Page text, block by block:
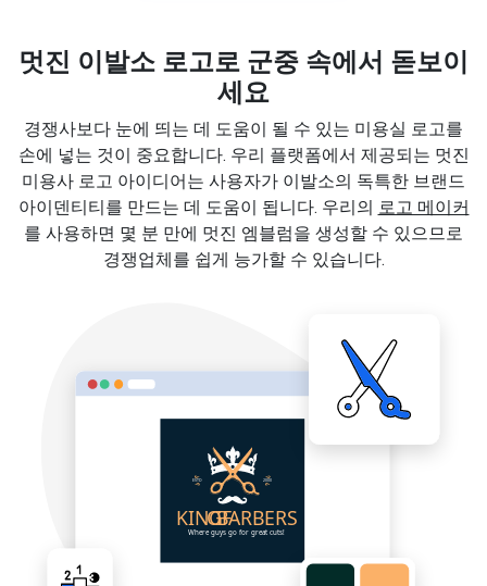
멋진 이발소 로고로 군중 속에서 돋보이
세요
경쟁사보다 눈에 띄는 데 도움이 될 수 있는 미용실 로고를
손에 넣는 것이 중요합니다. 우리 플랫폼에서 제공되는 멋진
미용사 로고 아이디어는 사용자가 이발소의 독특한 브랜드
아이덴티티를 만드는 데 도움이 됩니다. 우리의 로고 메이커
를 사용하면 몇 분 만에 멋진 엠블럼을 생성할 수 있으므로
경쟁업체를 쉽게 능가할 수 있습니다.